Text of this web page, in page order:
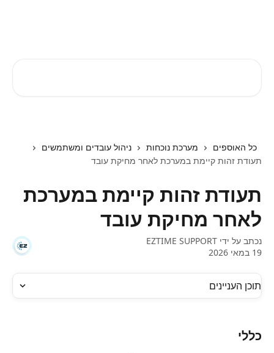
כל האוספים מערכת נוכחות
ניהול עובדים ומשתמשים
תעודת זהות קיימת במערכת לאחר מחיקת עובד
תעודת זהות קיימת במערכת
לאחר מחיקת עובד
נכתב על ידי EZTIME SUPPORT
19 במאי 2026
תוכן העניינים
כללי